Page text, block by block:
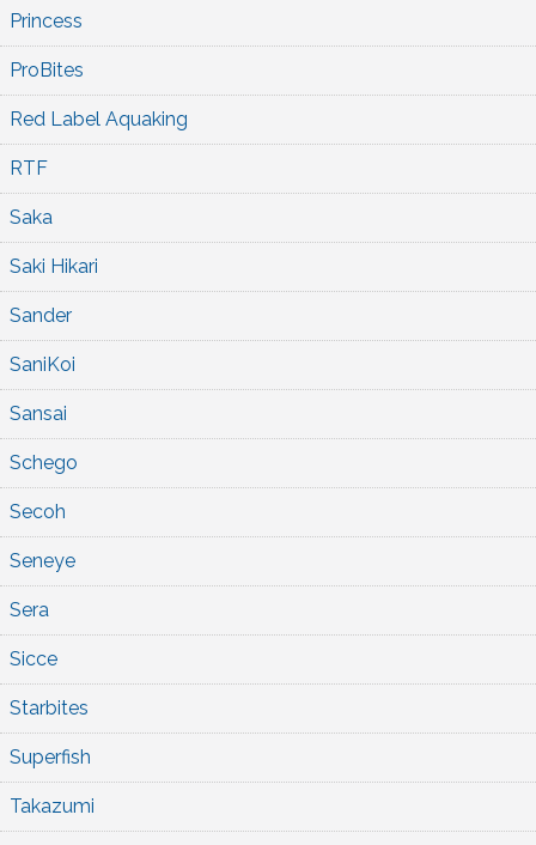
Princess
ProBites
Red Label Aquaking
RTF
Saka
Saki Hikari
Sander
SaniKoi
Sansai
Schego
Secoh
Seneye
Sera
Sicce
Starbites
Superfish
Takazumi